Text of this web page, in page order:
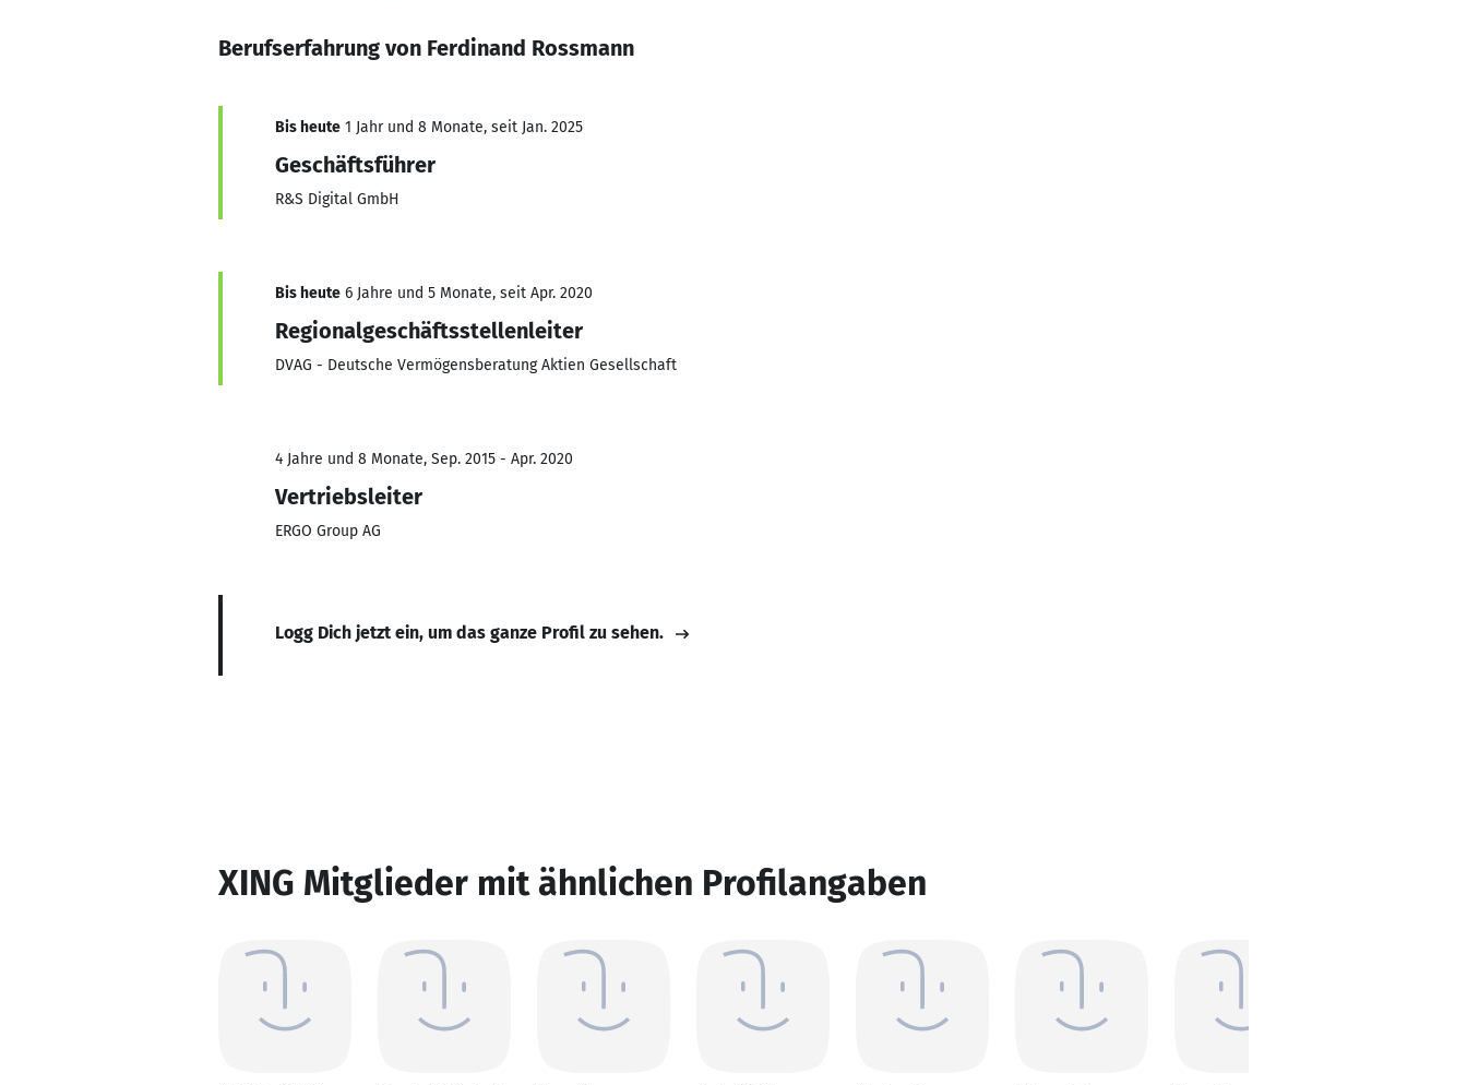
Berufserfahrung von Ferdinand Rossmann
Bis heute 1 Jahr und 8 Monate, seit Jan. 2025
Geschäftsführer
R&S Digital GmbH
Bis heute 6 Jahre und 5 Monate, seit Apr. 2020
Regionalgeschäftsstellenleiter
DVAG - Deutsche Vermögensberatung Aktien Gesellschaft
4 Jahre und 8 Monate, Sep. 2015 - Apr. 2020
Vertriebsleiter
ERGO Group AG
Logg Dich jetzt ein, um das ganze Profil zu sehen.
XING Mitglieder mit ähnlichen Profilangaben